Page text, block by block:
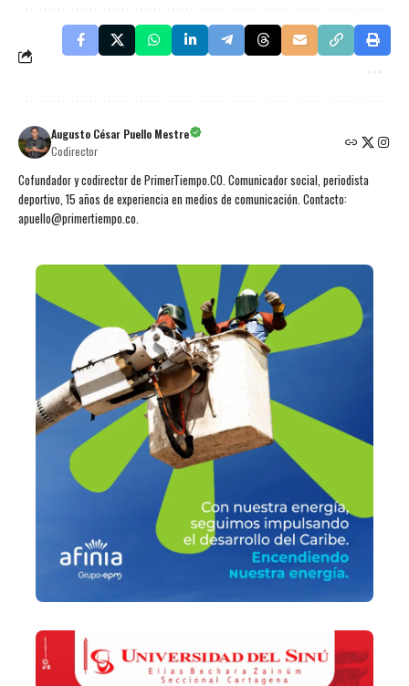
Augusto César Puello Mestre
Codirector
Cofundador y codirector de PrimerTiempo.CO. Comunicador social, periodista
deportivo, 15 años de experiencia en medios de comunicación. Contacto:
apuello@primertiempo.co.